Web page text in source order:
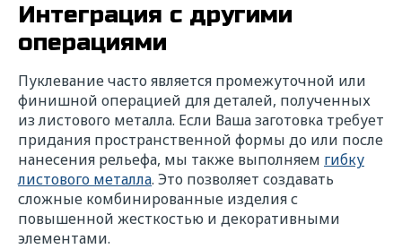
Интеграция с другими
операциями
Пуклевание часто является промежуточной или
финишной операцией для деталей, полученных
из листового металла. Если Ваша заготовка требует
придания пространственной формы до или после
нанесения рельефа, мы также выполняем гибку
листового металла. Это позволяет создавать
сложные комбинированные изделия с
повышенной жесткостью и декоративными
элементами.